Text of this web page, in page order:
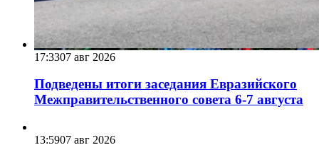
17:3307 авг 2026
Подведены итоги заседания Евразийского
Межправительственного совета 6-7 августа
13:5907 авг 2026